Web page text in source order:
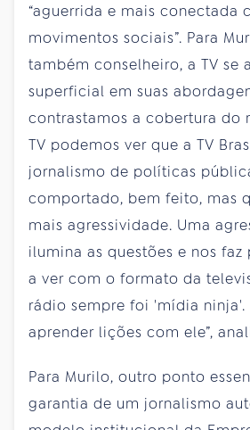
“aguerrida e mais conectada
movimentos sociais”. Para
também conselheiro, a TV se
superficial em suas
contrastamos a cobertura do
TV podemos ver que a TV
jornalismo de políticas
comportado, bem feito, mas
mais agressividade. Uma
ilumina as questões e nos faz
a ver com o formato da
rádio sempre foi 'mídia ninja'.
aprender lições com ele”,
Para Murilo, outro ponto
garantia de um jornalismo